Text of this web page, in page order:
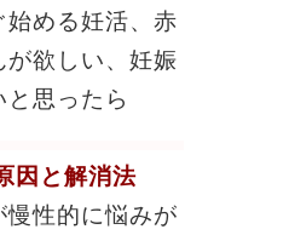
始める妊活、赤
が欲しい、妊娠
と思ったら
因と解消法
慢性的に悩みが